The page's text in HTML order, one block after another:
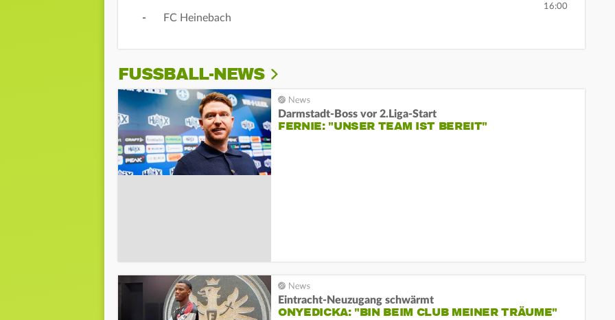
- FC Heinebach
16:00
FUSSBALL-NEWS
Darmstadt-Boss vor 2.Liga-Start
FERNIE: "UNSER TEAM IST BEREIT"
Eintracht-Neuzugang schwärmt
ONYEDICKA: "BIN BEIM CLUB MEINER TRÄUME"